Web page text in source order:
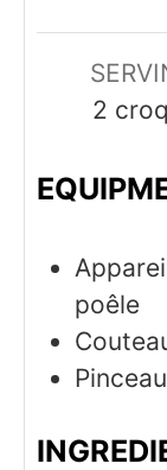
2
poêle